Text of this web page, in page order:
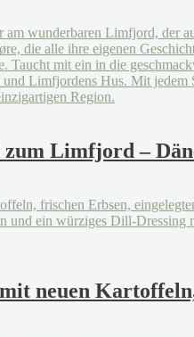
Limfjord –
neuen